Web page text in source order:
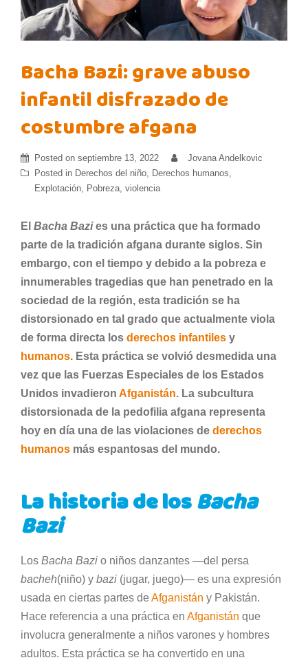
Bacha Bazi: grave abuso
infantil disfrazado de
costumbre afgana
Posted on septiembre 13, 2022
Jovana Andelkovic
Posted in Derechos del niño Derechos humanos
Explotación Pobreza violencia
El Bacha Bazies una práctica que ha formado
parte de la tradición afgana durante siglos. Sin
embargo, con el tiempo y debido a la pobreza e
innumerables tragedias que han penetrado en la
sociedad de la región, esta tradición se ha
distorsionado en tal grado que actualmente viola
de forma directa los derechos infantiles y
humanos. Esta práctica se volvió desmedida una
vez que las Fuerzas Especiales de los Estados
Unidos invadieron Afganistán. La subcultura
distorsionada de la pedofilia afgana representa
hoy en día una de las violaciones de derechos
humanos más espantosas del mundo.
La historia de losBacha
Bazi
Los Bacha Bazi o niños danzantes —del persa
bacheh(niño) y bazi (jugar, juego)— es una expresión
usada en ciertas partes de Afganistán y Pakistán.
Hace referencia a una práctica en Afganistán que
involucra generalmente a niños varones y hombres
adultos. Esta práctica se ha convertido en una